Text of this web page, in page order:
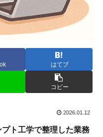
はてブ
コピー
2026.01.12
ト工学で整理した業務